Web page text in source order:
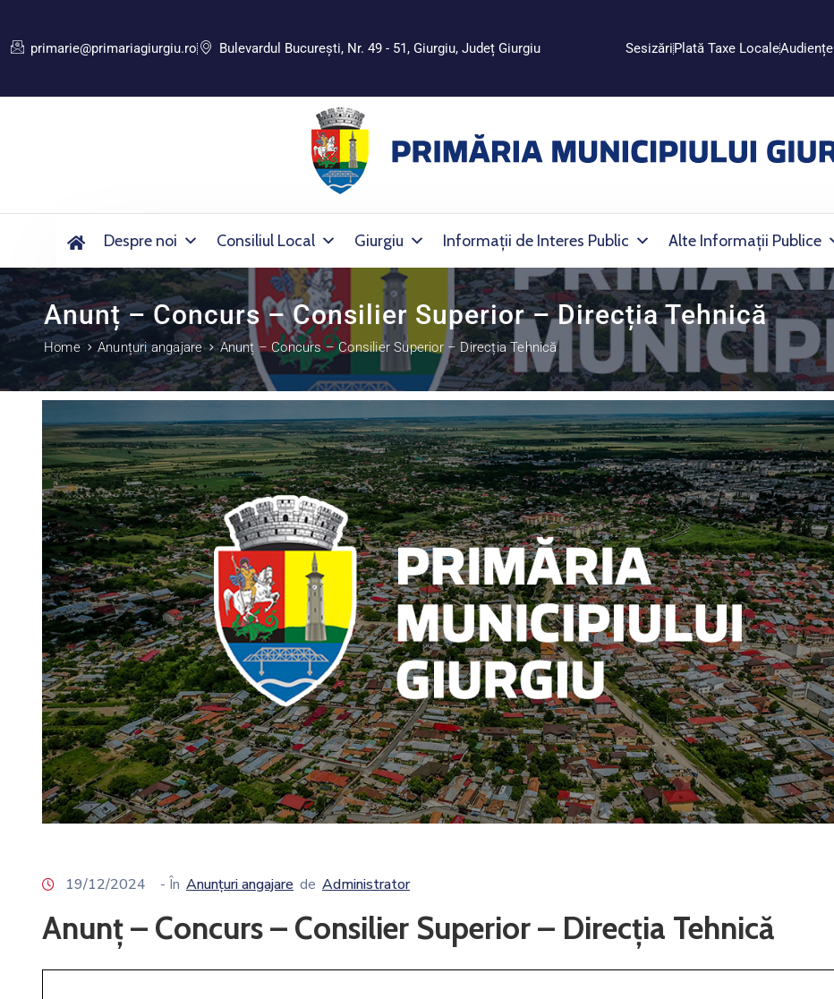
primarie@primariagiurgiu.ro Bulevardul Bucureşti, Nr. 49 - 51, Giurgiu, Județ Giurgiu SesizăriPlată Taxe LocaleAudiențe
Despre noi Consiliul Local Giurgiu Informații de Interes Public Alte Informații Publice
Anunț – Concurs – Consilier Superior – Direcția Tehnică
Home Anunțuri angajare Anunț – Concurs – Consilier Superior – Direcția Tehnică
19/12/2024 - În Anunțuri angajare de Administrator
Anunț – Concurs – Consilier Superior – Direcția Tehnică